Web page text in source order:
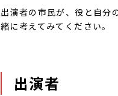
出演者の市民が、役と自分
緒に考えてみてください。
出演者